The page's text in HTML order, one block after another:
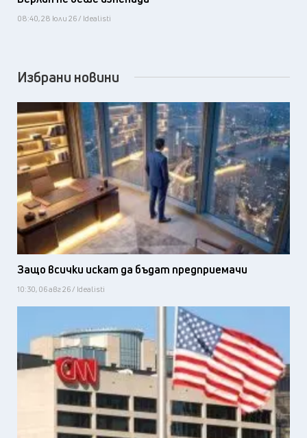
08:40, 28 юли 26 / Idealisti
Избрани новини
Защо всички искат да бъдат предприемачи
10:30, 06 авг 26 / Idealisti